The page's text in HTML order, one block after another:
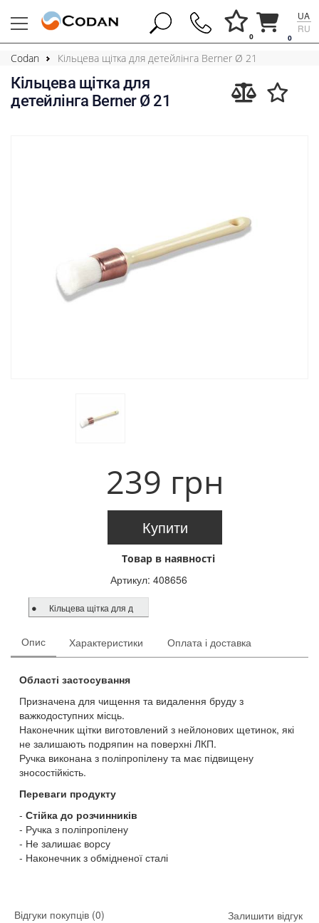
0
0
UA
RU
Codan Кільцева щітка для детейлінга Berner Ø 21
Кільцева щітка для
детейлінга Berner Ø 21
239 грн
Купити
Товар в наявності
Артикул: 408656
Кільцева щітка для д
Опис Характеристики Оплата і доставка
Області застосування
Призначена для чищення та видалення бруду з
важкодоступних місць.
Наконечник щітки виготовлений з нейлонових щетинок, які
не залишають подряпин на поверхні ЛКП.
Ручка виконана з поліпропілену та має підвищену
зносостійкість.
Переваги продукту
Стійка до розчинників
Ручка з поліпропілену
Не залишає ворсу
Наконечник з обмідненої сталі
Відгуки покупців (0) Залишити відгук